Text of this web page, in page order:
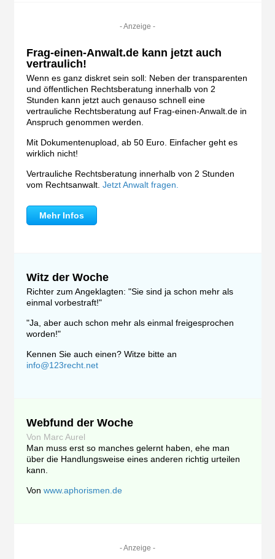
- Anzeige -
Frag-einen-Anwalt.de kann jetzt auch
vertraulich!
Wenn es ganz diskret sein soll: Neben der transparenten
und öffentlichen Rechtsberatung innerhalb von 2
Stunden kann jetzt auch genauso schnell eine
vertrauliche Rechtsberatung auf Frag-einen-Anwalt.de in
Anspruch genommen werden.
Mit Dokumentenupload, ab 50 Euro. Einfacher geht es
wirklich nicht!
Vertrauliche Rechtsberatung innerhalb von 2 Stunden
vom Rechtsanwalt. Jetzt Anwalt fragen.
Mehr Infos
Witz der Woche
Richter zum Angeklagten: "Sie sind ja schon mehr als
einmal vorbestraft!"
"Ja, aber auch schon mehr als einmal freigesprochen
worden!"
Kennen Sie auch einen? Witze bitte an
info@123recht.net
Webfund der Woche
Von Marc Aurel
Man muss erst so manches gelernt haben, ehe man
über die Handlungsweise eines anderen richtig urteilen
kann.
Von www.aphorismen.de
- Anzeige -